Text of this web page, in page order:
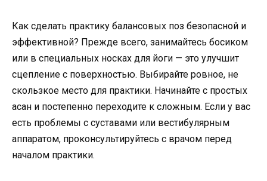
Как сделать практику балансовых поз безопасной и
эффективной? Прежде всего, занимайтесь босиком
или в специальных носках для йоги — это улучшит
сцепление с поверхностью. Выбирайте ровное, не
скользкое место для практики. Начинайте с простых
асан и постепенно переходите к сложным. Если у вас
есть проблемы с суставами или вестибулярным
аппаратом, проконсультируйтесь с врачом перед
началом практики.